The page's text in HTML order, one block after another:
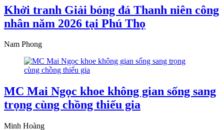
Khởi tranh Giải bóng đá Thanh niên công
nhân năm 2026 tại Phú Thọ
Nam Phong
MC Mai Ngọc khoe không gian sống sang
trọng cùng chồng thiếu gia
Minh Hoàng